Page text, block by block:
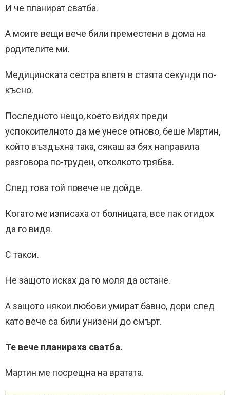
И че планират сватба.
А моите вещи вече били преместени в дома на
родителите ми.
Медицинската сестра влетя в стаята секунди по-
късно.
Последното нещо, което видях преди
успокоителното да ме унесе отново, беше Мартин,
който въздъхна така, сякаш аз бях направила
разговора по-труден, отколкото трябва.
След това той повече не дойде.
Когато ме изписаха от болницата, все пак отидох
да го видя.
С такси.
Не защото исках да го моля да остане.
А защото някои любови умират бавно, дори след
като вече са били унизени до смърт.
Те вече планираха сватба.
Мартин ме посрещна на вратата.